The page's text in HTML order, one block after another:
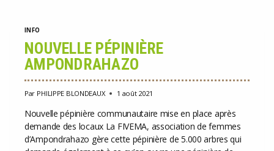
INFO
NOUVELLE PÉPINIÈRE
AMPONDRAHAZO
Par PHILIPPE BLONDEAUX 1 août 2021
Nouvelle pépinière communautaire mise en place après
demande des locaux La FIVEMA, association de femmes
d’Ampondrahazo gère cette pépinière de 5.000 arbres qui